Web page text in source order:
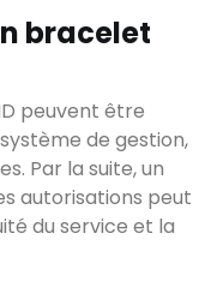
bracelet
peuvent être
de gestion,
Par la suite, un
autorisations peut
du service et la